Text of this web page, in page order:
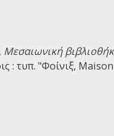
Μεσαιωνική
: τυπ. "Φοίνιξ,